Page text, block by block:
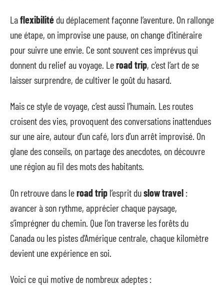
Laflexibilité du déplacement façonne l’aventure. On rallonge
une étape, on improvise une pause, on change d’itinéraire
pour suivre une envie. Ce sont souvent ces imprévus qui
donnent du relief au voyage. Leroad trip, c’est l’art de se
laisser surprendre, de cultiver le goût du hasard.
Mais ce style de voyage, c’est aussi l’humain. Les routes
croisent des vies, provoquent des conversations inattendues
sur une aire, autour d’un café, lors d’un arrêt improvisé. On
glane des conseils, on partage des anecdotes, on découvre
une région au fil des mots des habitants.
On retrouve dans leroad trip l’esprit duslow travel :
avancer à son rythme, apprécier chaque paysage,
s’imprégner du chemin. Que l’on traverse les forêts du
Canada ou les pistes d’Amérique centrale, chaque kilomètre
devient une expérience en soi.
Voici ce qui motive de nombreux adeptes :